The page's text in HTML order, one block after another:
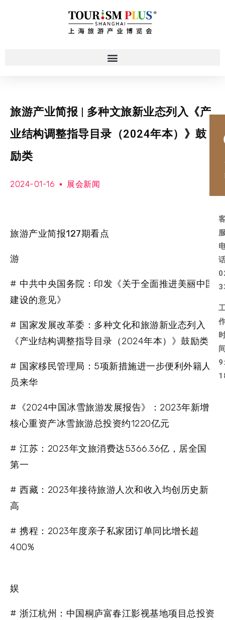
旅游产业简报 | 多种文旅新业态列入《产
业结构调整指导目录（2024年本）》鼓
励类
2024-01-16 展会新闻
旅游产业简报127期看点
游
# 中共中央国务院：印发《关于全面推进美丽中国
建设的意见》
# 国家发展改革委：多种文化和旅游新业态列入
《产业结构调整指导目录（2024年本）》鼓励类
# 国家移民管理局：5项新措施进一步便利外籍人
员来华
#《2024中国冰雪旅游发展报告》：2023年新增
核心重资产冰雪旅游总投资约1220亿元
# 江苏：2023年文旅消费达5366.36亿，居全国
第一
# 西藏：2023年接待旅游人次和收入均创历史新
高
# 携程：2023年度亲子私家团订单同比增长超
400%
娱
# 浙江杭州：中国桐庐富春江影视基地项目总投资